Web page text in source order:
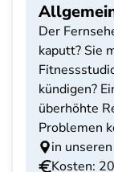
Der
kaputt? Sie
kündigen?
überhöhte
Problemen
in
Kosten: